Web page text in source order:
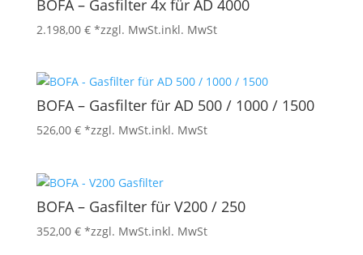
BOFA – Gasfilter 4x für AD 4000
2.198,00 € *zzgl. MwSt.inkl. MwSt
BOFA – Gasfilter für AD 500 / 1000 / 1500
526,00 € *zzgl. MwSt.inkl. MwSt
BOFA – Gasfilter für V200 / 250
352,00 € *zzgl. MwSt.inkl. MwSt